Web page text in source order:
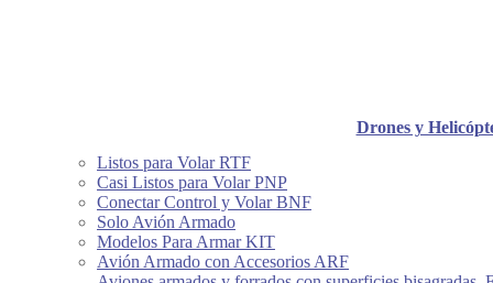
Drones y
Listos para Volar RTF
Casi Listos para Volar PNP
Conectar Control y Volar BNF
Solo Avión Armado
Modelos Para Armar KIT
Avión Armado con Accesorios ARF